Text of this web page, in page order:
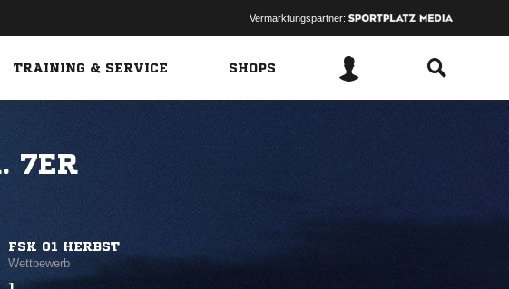
Vermarktungspartner:
TRAINING & SERVICE SHOPS
7ER
FSK 01 HERBST
Wettbewerb